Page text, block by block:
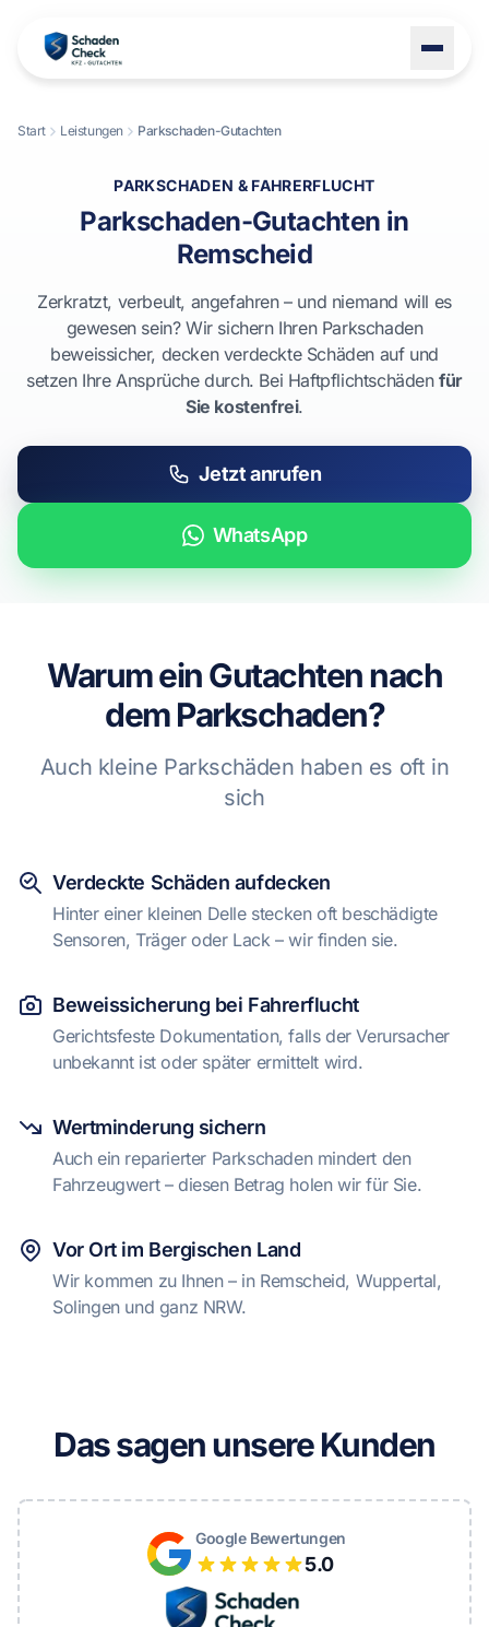
STANDORTE
BLOG
ÜBER UNS
KONTAKT
Schaden melden
WhatsApp
Start Leistungen Parkschaden-Gutachten
PARKSCHADEN & FAHRERFLUCHT
Parkschaden-Gutachten in
Remscheid
Zerkratzt, verbeult, angefahren – und niemand will es
gewesen sein? Wir sichern Ihren Parkschaden
beweissicher, decken verdeckte Schäden auf und
setzen Ihre Ansprüche durch. Bei Haftpflichtschädenfür
Sie kostenfrei.
Jetzt anrufen
WhatsApp
Warum ein Gutachten nach
dem Parkschaden?
Auch kleine Parkschäden haben es oft in
sich
Verdeckte Schäden aufdecken
Hinter einer kleinen Delle stecken oft beschädigte
Sensoren, Träger oder Lack – wir finden sie.
Beweissicherung bei Fahrerflucht
Gerichtsfeste Dokumentation, falls der Verursacher
unbekannt ist oder später ermittelt wird.
Wertminderung sichern
Auch ein reparierter Parkschaden mindert den
Fahrzeugwert – diesen Betrag holen wir für Sie.
Vor Ort im Bergischen Land
Wir kommen zu Ihnen – in Remscheid, Wuppertal,
Solingen und ganz NRW.
Das sagen unsere Kunden
Google Bewertungen
5.0